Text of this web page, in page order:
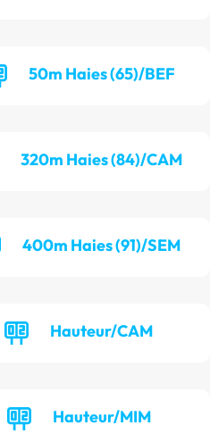
50m Haies (65)/BEF
320m Haies (84)/CAM
400m Haies (91)/SEM
Hauteur/CAM
Hauteur/MIM